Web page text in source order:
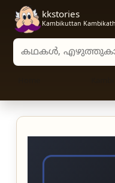
kkstories
Kambikuttan
Search stories, authors,